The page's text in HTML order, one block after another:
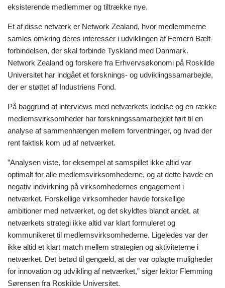
eksisterende medlemmer og tiltrække nye.
Et af disse netværk er Network Zealand, hvor medlemmerne
samles omkring deres interesser i udviklingen af Femern Bælt-
forbindelsen, der skal forbinde Tyskland med Danmark.
Network Zealand og forskere fra Erhvervsøkonomi på Roskilde
Universitet har indgået et forsknings- og udviklingssamarbejde,
der er støttet af Industriens Fond.
På baggrund af interviews med netværkets ledelse og en række
medlemsvirksomheder har forskningssamarbejdet ført til en
analyse af sammenhængen mellem forventninger, og hvad der
rent faktisk kom ud af netværket.
”Analysen viste, for eksempel at samspillet ikke altid var
optimalt for alle medlemsvirksomhederne, og at dette havde en
negativ indvirkning på virksomhedernes engagement i
netværket. Forskellige virksomheder havde forskellige
ambitioner med netværket, og det skyldtes blandt andet, at
netværkets strategi ikke altid var klart formuleret og
kommunikeret til medlemsvirksomhederne. Ligeledes var der
ikke altid et klart match mellem strategien og aktiviteterne i
netværket. Det betød til gengæld, at der var oplagte muligheder
for innovation og udvikling af netværket,” siger lektor Flemming
Sørensen fra Roskilde Universitet.